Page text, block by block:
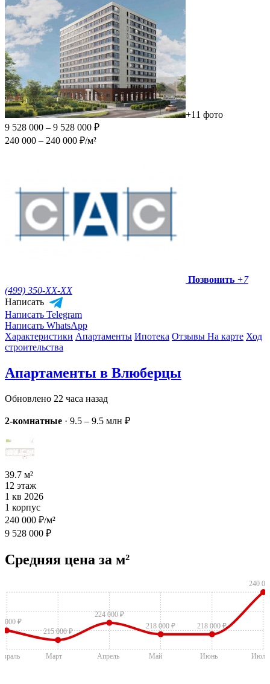
+11 фото
9 528 000 – 9 528 000 ₽
240 000 – 240 000 ₽/м²
Позвонить +7
(499) 350-XX-XX
Написать
Написать Telegram
Написать WhatsApp
Характеристики Апартаменты Ипотека Отзывы На карте Ход
строительства
Апартаменты в Влюберцы
Обновлено 22 часа назад
2-комнатные · 9.5 – 9.5 млн ₽
39.7 м²
12 этаж
1 кв 2026
1 корпус
240 000 ₽/м²
9 528 000 ₽
Средняя цена за м²
000 ₽
215 000 ₽
224 000 ₽
218 000 ₽
218 000 ₽
240
Март Апрель Май Июнь Июль